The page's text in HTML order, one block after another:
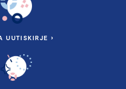
UUTISKIRJE ›